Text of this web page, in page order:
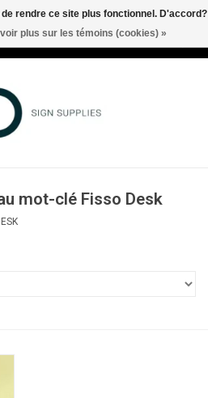
mot-clé Fisso Desk
rendre ce site plus fonctionnel. D'accord?
plus sur les témoins (cookies) »